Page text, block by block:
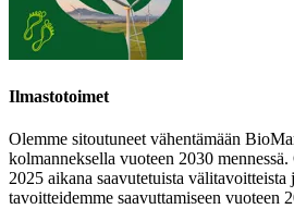
Ilmastotoimet
Olemme sitoutuneet vähentämään
kolmanneksella vuoteen 2030
2025 aikana saavutetuista
tavoitteidemme saavuttamiseen vuoteen